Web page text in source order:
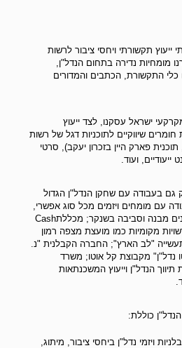
ייעוץ תקשורתי ויחסי ציבור לרשות
מומחיות נדירה בתחום הנדל"ן,
כלי התקשורת, הכתבים והמדורים
ישראל עסקנו, לצד ייעוץ
שיווקיים לתוכניות דגל של רשות
פארק היין בזכרון יעקב), סרטי
ועוד.
גם בעבודה עם שחקן הנדל"ן הגדול
עם מומחים ויזמים מכל סוג אפשרי,
מבנה וסביבה בשנקר; מכללתCash
מקומיות כמו מועצת מצפה רמון
"לב הארץ"; החברה הקבלנית "נ.
נדל"ן" מקבוצת קל אוטו; משרד
הנדל"ן וייעוץ המשכנתאות
.
כוללת:
ויזמי נדל"ן ביחסי ציבור, מיתוג,